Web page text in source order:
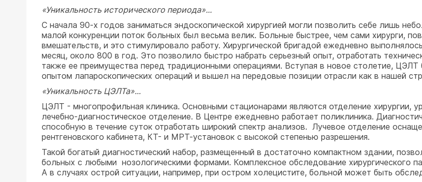
«Уникальность исторического периода»...
С начала 90-х годов заниматься эндоскопической хирургией могли позволить себе лишь
малой конкуренции поток больных был весьма велик. Больные быстрее, чем сами хирурги,
вмешательств, и это стимулировало работу. Хирургической бригадой ежедневно
месяц, около 800 в год. Это позволило быстро набрать серьезный опыт, отработать
также ее преимущества перед традиционными операциями. Вступая в новое столетие,
опытом лапароскопических операций и вышел на передовые позиции отрасли как в нашей
«Уникальность ЦЭЛТа»...
ЦЭЛТ - многопрофильная клиника. Основными стационарами являются отделение хирургии,
лечебно-диагностическое отделение. В Центре ежедневно работает поликлиника.
способную в течение суток отработать широкий спектр анализов. Лучевое отделение
рентгеновского кабинета, КТ- и МРТ-установок с высокой степенью разрешения.
Такой богатый диагностический набор, размещенный в достаточно компактном здании,
больных с любыми нозологическими формами. Комплексное обследование хирургического
А в случаях острой ситуации, например, при остром холецистите, больной может быть